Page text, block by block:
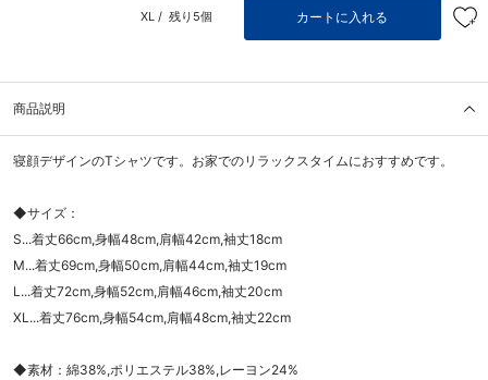
XL / 残り5個 カートに入れる
商品説明
寝顔デザインのTシャツです。お家でのリラックスタイムにおすすめです。
◆サイズ：
S...着丈66cm,身幅48cm,肩幅42cm,袖丈18cm
M...着丈69cm,身幅50cm,肩幅44cm,袖丈19cm
L...着丈72cm,身幅52cm,肩幅46cm,袖丈20cm
XL...着丈76cm,身幅54cm,肩幅48cm,袖丈22cm
◆素材：綿38%,ポリエステル38%,レーヨン24%